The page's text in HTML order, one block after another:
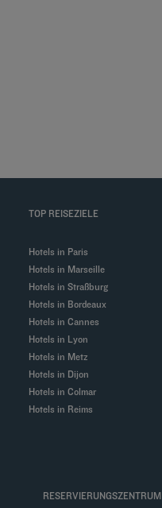
TOP REISEZIELE
Hotels in Paris
Hotels in Marseille
Hotels in Straßburg
Hotels in Bordeaux
Hotels in Cannes
Hotels in Lyon
Hotels in Metz
Hotels in Dijon
Hotels in Colmar
Hotels in Reims
RESERVIERUNGSZENTRUM